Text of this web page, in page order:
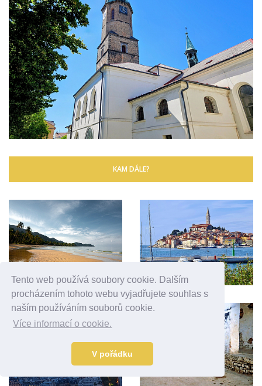
Tento web používá soubory cookie. Dalším
procházením tohoto webu vyjadřujete souhlas s
naším používáním souborů cookie.
Více informací o cookie.
V pořádku
KAM DÁLE?